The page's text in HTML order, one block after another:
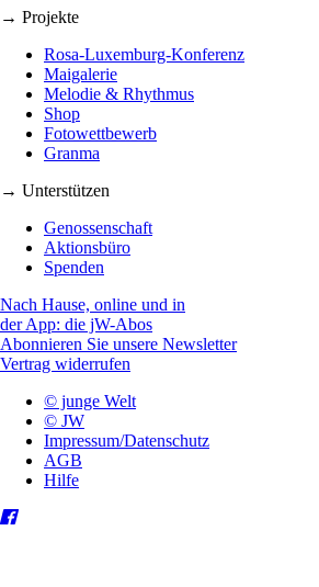
→ Projekte
Rosa-Luxemburg-Konferenz
Maigalerie
Melodie & Rhythmus
Shop
Fotowettbewerb
Granma
→ Unterstützen
Genossenschaft
Aktionsbüro
Spenden
Nach Hause, online und in
der App: die jW-Abos
Abonnieren Sie unsere Newsletter
Vertrag widerrufen
© junge Welt
© JW
Impressum/Datenschutz
AGB
Hilfe